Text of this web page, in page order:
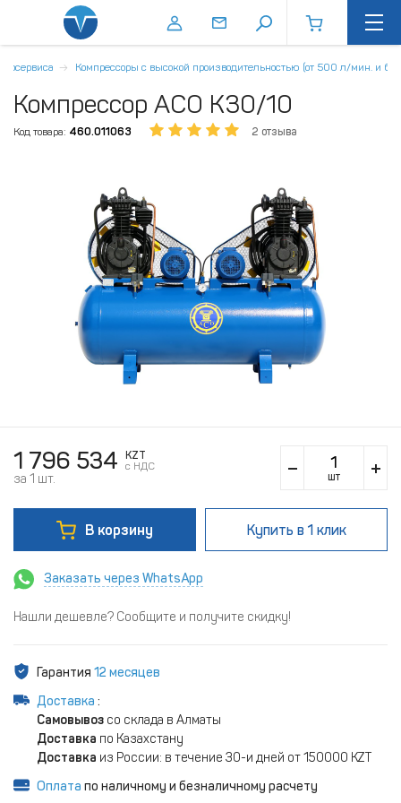
Компрессоры с высокой производительностью (от 500 л/мин. и
Компрессор АСО К30/10
Код товара: 460.011063 2 отзыва
1 796 534
KZT
c НДС
за 1 шт. шт
В корзину Купить в 1 клик
Заказать через WhatsApp
Нашли дешевле? Сообщите и получите скидку!
Гарантия 12 месяцев
Доставка :
Самовывоз со склада в Алматы
Доставка по Казахстану
Доставка из России: в течение 30-и дней от 150000 KZT
Оплата по наличному и безналичному расчету